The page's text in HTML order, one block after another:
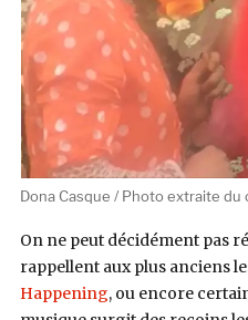
Dona Casque / Photo extraite du
On ne peut décidément pas
rappellent aux plus anciens
Happening, ou encore